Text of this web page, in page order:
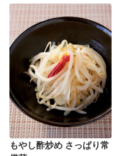
もやし酢炒め さっぱり常